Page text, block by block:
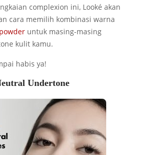
complexion ini, Looké akan
cara memilih kombinasi warna
untuk masing-masing
kulit kamu.
habis ya!
Undertone